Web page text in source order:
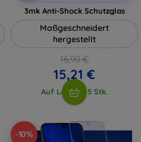
3mk Anti-Shock Schutzglas
Maßgeschneidert
hergestellt
16,90 €
15,21 €
Auf Lager > 5 Stk.
-10%